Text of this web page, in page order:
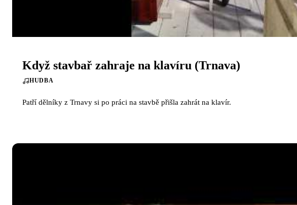
Když stavbař zahraje na klavíru (Trnava)
HUDBA
Patří dělníky z Trnavy si po práci na stavbě přišla zahrát na klavír.